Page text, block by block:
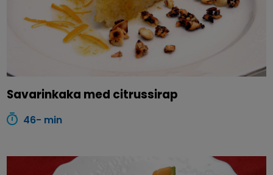
Savarinkaka med citrussirap
46- min